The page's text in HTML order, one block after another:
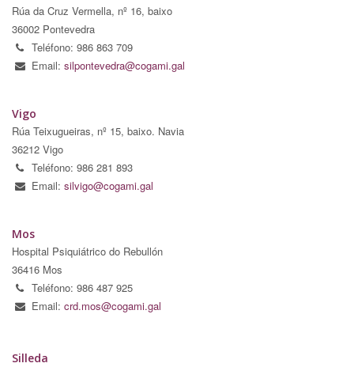
Rúa da Cruz Vermella, nº 16, baixo
36002 Pontevedra
Teléfono: 986 863 709
Email: silpontevedra@cogami.gal
Vigo
Rúa Teixugueiras, nº 15, baixo. Navia
36212 Vigo
Teléfono: 986 281 893
Email: silvigo@cogami.gal
Mos
Hospital Psiquiátrico do Rebullón
36416 Mos
Teléfono: 986 487 925
Email: crd.mos@cogami.gal
Silleda